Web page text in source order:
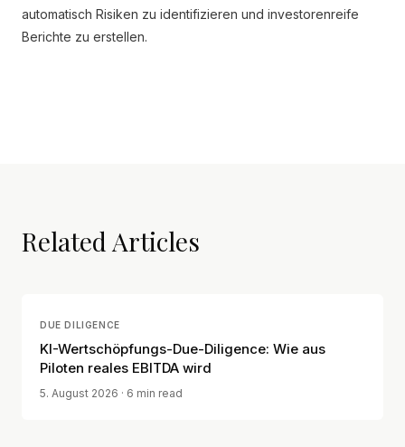
automatisch Risiken zu identifizieren und investorenreife
Berichte zu erstellen.
Related Articles
DUE DILIGENCE
KI-Wertschöpfungs-Due-Diligence: Wie aus
Piloten reales EBITDA wird
5. August 2026 · 6 min read